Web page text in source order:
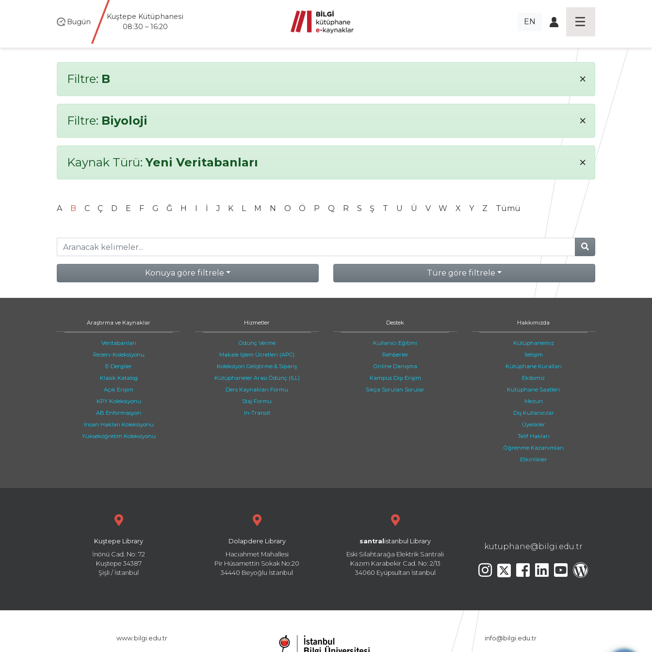
Bugün
Kuştepe Kütüphanesi
08:30 – 16:20
EN
Filtre: B ×
Filtre: Biyoloji ×
Kaynak Türü:Yeni Veritabanları ×
A B C Ç D E F G Ğ H I İ J K L M N O Ö P Q R S Ş T U Ü V W X Y Z Tümü
Konuya göre filtrele Türe göre filtrele
Araştırma ve Kaynaklar
Veritabanları
Rezerv Koleksiyonu
E-Dergiler
Klasik Katalog
Açık Erişim
KPY Koleksiyonu
AB Enformasyon
İnsan Hakları Koleksiyonu
Yükseköğretim Koleksiyonu
Hizmetler
Ödünç Verme
Makale İşlem Ücretleri (APC)
Koleksiyon Geliştirme & Sipariş
Kütüphaneler Arası Ödünç (ILL)
Ders Kaynakları Formu
Staj Formu
In-Transit
Destek
Kullanıcı Eğitimi
Rehberler
Online Danışma
Kampüs Dışı Erişim
Sıkça Sorulan Sorular
Hakkımızda
Kütüphanemiz
İletişim
Kütüphane Kuralları
Ekibimiz
Kütüphane Saatleri
Mezun
Dış Kullanıcılar
Üyelikler
Telif Hakları
Öğrenme Kazanımları
Etkinlikler
Kuştepe Library
İnönü Cad. No: 72
Kuştepe 34387
Şişli / İstanbul
Dolapdere Library
Hacıahmet Mahallesi
Pir Hüsamettin Sokak No:20
34440 Beyoğlu İstanbul
santral istanbul Library
Eski Silahtarağa Elektrik Santralı
Kazım Karabekir Cad. No: 2/13
34060 Eyüpsultan İstanbul
kutuphane@bilgi.edu.tr
www.bilgi.edu.tr info@bilgi.edu.tr